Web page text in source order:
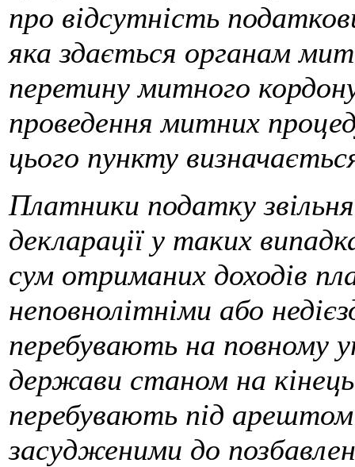
про відсутність
яка здається органам
перетину митного
проведення митних
цього пункту
Платники податку
декларації у таких
сум отриманих доходів
неповнолітніми або
перебувають на повному
держави станом на
перебувають під
засудженими до